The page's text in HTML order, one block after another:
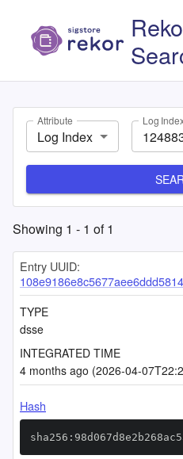
Attribute
Log Index
Log
Showing 1 - 1 of1
Entry UUID:
TYPE
dsse
INTEGRATED TIME
4 months ago (2026-04-
Hash